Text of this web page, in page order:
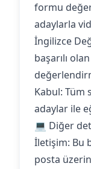
formu
adaylarla
İngilizce
başarılı
‍Kabul: Tüm
adaylar ile
💻 Diğer
İletişim: Bu
posta